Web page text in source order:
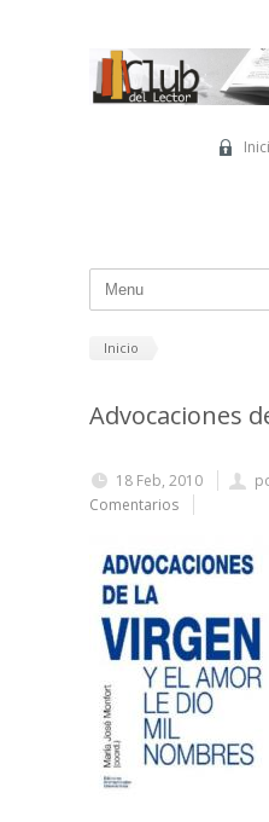
Inicio
Advocaciones
18 Feb, 2010
Comentarios